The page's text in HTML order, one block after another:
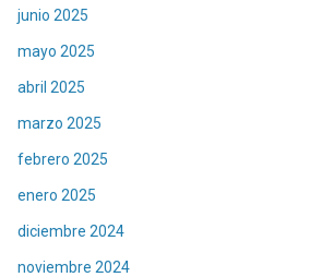
junio 2025
mayo 2025
abril 2025
marzo 2025
febrero 2025
enero 2025
diciembre 2024
noviembre 2024